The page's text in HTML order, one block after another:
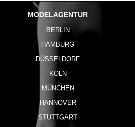
MODELAGENTUR
BERLIN
HAMBURG
DÜSSELDORF
KÖLN
MÜNCHEN
HANNOVER
STUTTGART